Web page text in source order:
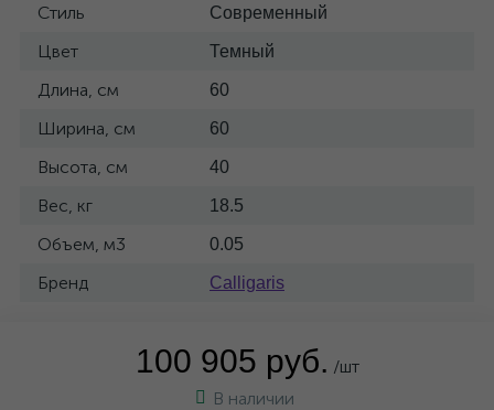
Стиль Современный
Цвет Темный
Длина, см 60
Ширина, см 60
Высота, см 40
Вес, кг 18.5
Объем, м3 0.05
Бренд Calligaris
100 905 руб. /шт
В наличии